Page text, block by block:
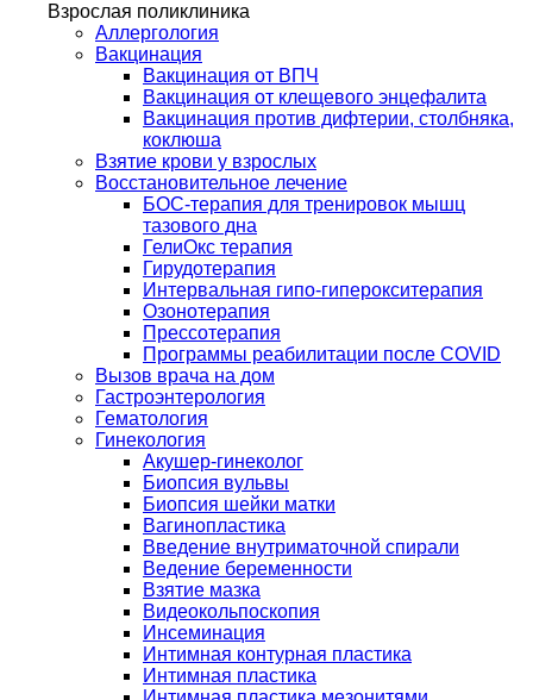
Взрослая поликлиника
Аллергология
Вакцинация
Вакцинация от ВПЧ
Вакцинация от клещевого энцефалита
Вакцинация против дифтерии, столбняка,
коклюша
Взятие крови у взрослых
Восстановительное лечение
БОС-терапия для тренировок мышц
тазового дна
ГелиОкс терапия
Гирудотерапия
Интервальная гипо-гиперокситерапия
Озонотерапия
Прессотерапия
Программы реабилитации после СOVID
Вызов врача на дом
Гастроэнтерология
Гематология
Гинекология
Акушер-гинеколог
Биопсия вульвы
Биопсия шейки матки
Вагинопластика
Введение внутриматочной спирали
Ведение беременности
Взятие мазка
Видеокольпоскопия
Инсеминация
Интимная контурная пластика
Интимная пластика